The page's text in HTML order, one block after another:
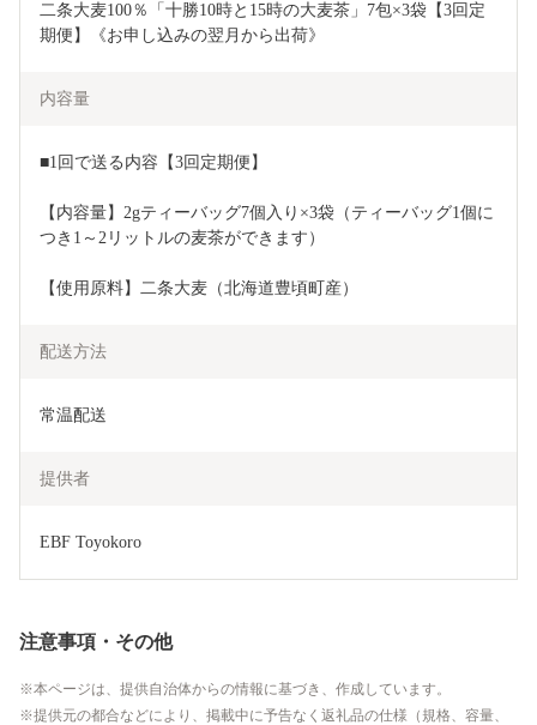
二条大麦100％「十勝10時と15時の大麦茶」7包×3袋【3回定
期便】《お申し込みの翌月から出荷》
内容量
■1回で送る内容【3回定期便】
【内容量】2gティーバッグ7個入り×3袋（ティーバッグ1個に
つき1～2リットルの麦茶ができます）
【使用原料】二条大麦（北海道豊頃町産）
配送方法
常温配送
提供者
EBF Toyokoro
注意事項・その他
本ページは、提供自治体からの情報に基づき、作成しています。
提供元の都合などにより、掲載中に予告なく返礼品の仕様（規格、容量、